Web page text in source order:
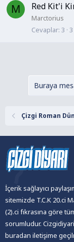
M Red Kit'i
Marctorius
Cevaplar 3
Buraya
Çizgi Roman
İçerik sağlayıcı
sitemizde T.C.K 20.ci
(2).ci fıkrasına göre
sorumludur.
buradan iletişime